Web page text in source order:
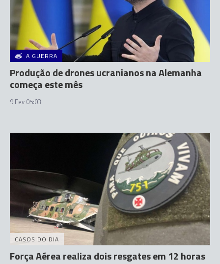
A GUERRA
Produção de drones ucranianos na Alemanha
começa este mês
9 Fev 05:03
CASOS DO DIA
Força Aérea realiza dois resgates em 12 horas